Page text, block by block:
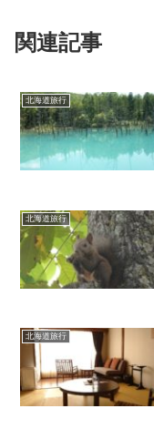
関連記事
北海道旅行
北海道旅行
北海道旅行